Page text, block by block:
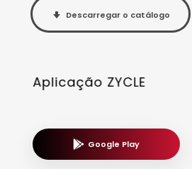
Descarregar o catálogo
Aplicação ZYCLE
Google Play